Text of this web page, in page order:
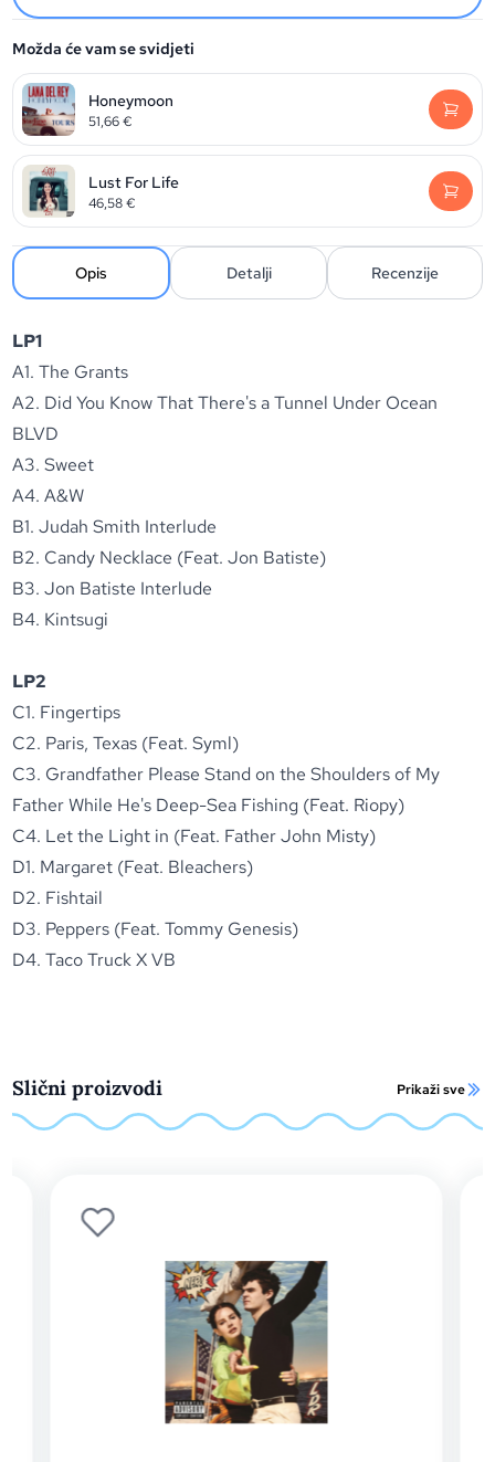
Možda će vam se svidjeti
Honeymoon
51,66€
Lust For Life
46,58€
Opis Detalji Recenzije
LP1
A1. The Grants
A2. Did You Know That There's a Tunnel Under Ocean
BLVD
A3. Sweet
A4. A&W
B1. Judah Smith Interlude
B2. Candy Necklace (Feat. Jon Batiste)
B3. Jon Batiste Interlude
B4. Kintsugi
LP2
C1. Fingertips
C2. Paris, Texas (Feat. Syml)
C3. Grandfather Please Stand on the Shoulders of My
Father While He's Deep-Sea Fishing (Feat. Riopy)
C4. Let the Light in (Feat. Father John Misty)
D1. Margaret (Feat. Bleachers)
D2. Fishtail
D3. Peppers (Feat. Tommy Genesis)
D4. Taco Truck X VB
Slični proizvodi Prikaži sve